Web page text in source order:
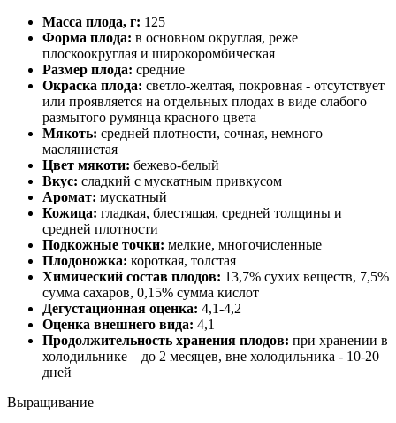
Масса плода, г: 125
Форма плода: в основном округлая, реже
плоскоокруглая и широкоромбическая
Размер плода: средние
Окраска плода: светло-желтая, покровная - отсутствует
или проявляется на отдельных плодах в виде слабого
размытого румянца красного цвета
Мякоть: средней плотности, сочная, немного
маслянистая
Цвет мякоти: бежево-белый
Вкус: сладкий с мускатным привкусом
Аромат: мускатный
Кожица: гладкая, блестящая, средней толщины и
средней плотности
Подкожные точки: мелкие, многочисленные
Плодоножка: короткая, толстая
Химический состав плодов: 13,7% сухих веществ, 7,5%
сумма сахаров, 0,15% сумма кислот
Дегустационная оценка: 4,1-4,2
Оценка внешнего вида: 4,1
Продолжительность хранения плодов: при хранении в
холодильнике – до 2 месяцев, вне холодильника - 10-20
дней
Выращивание